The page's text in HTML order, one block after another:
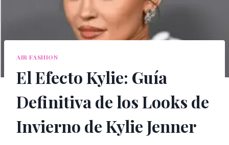
AIR FASHION
El Efecto Kylie: Guía
Definitiva de los Looks de
Invierno de Kylie Jenner